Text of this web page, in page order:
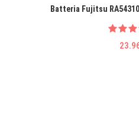
Batteria Fujitsu